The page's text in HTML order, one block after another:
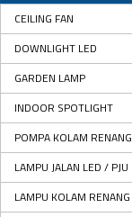
CEILING FAN
DOWNLIGHT LED
GARDEN LAMP
INDOOR SPOTLIGHT
POMPA KOLAM RENANG
LAMPU JALAN LED / PJU
LAMPU KOLAM RENANG